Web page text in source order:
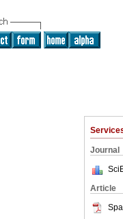
Journal
Article